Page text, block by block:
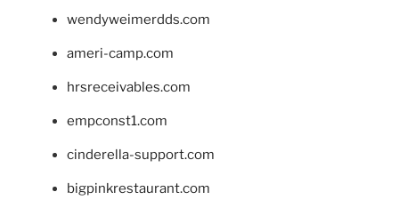
wendyweimerdds.com
ameri-camp.com
hrsreceivables.com
empconst1.com
cinderella-support.com
bigpinkrestaurant.com